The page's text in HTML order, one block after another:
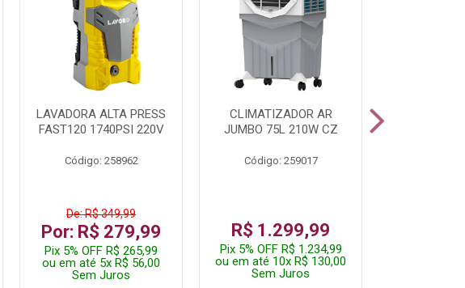
LAVADORA ALTA PRESS
FAST120 1740PSI 220V
Código: 258962
De: R$ 349,99
Por: R$ 279,99
Pix 5% OFF R$ 265,99
ou em até 5x R$ 56,00
Sem Juros
CLIMATIZADOR AR
JUMBO 75L 210W CZ
Código: 259017
R$ 1.299,99
Pix 5% OFF R$ 1.234,99
ou em até 10x R$ 130,00
Sem Juros